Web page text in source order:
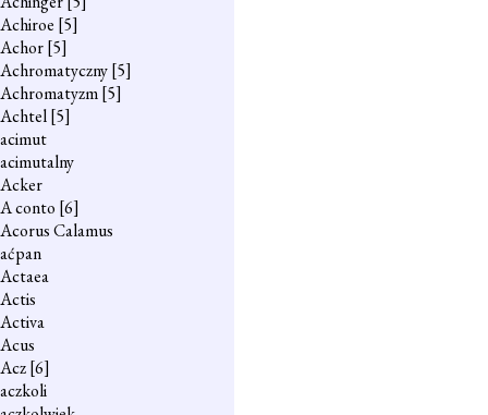
Achiroe [5]
Achor[5]
Achromatyczny[5]
Achromatyzm[5]
Achtel[5]
acimut
acimutalny
Acker
A conto [6]
Acorus Calamus
aćpan
Actaea
Actis
Activa
Acus
Acz[6]
aczkoli